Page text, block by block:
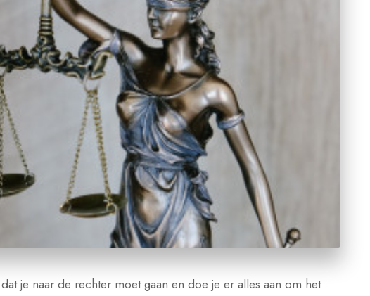
je naar de rechter moet gaan en doe je er alles aan om het